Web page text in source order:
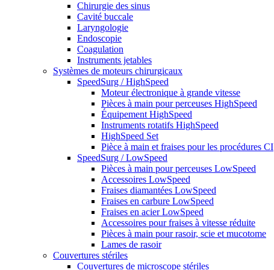
Chirurgie des sinus
Cavité buccale
Laryngologie
Endoscopie
Coagulation
Instruments jetables
Systèmes de moteurs chirurgicaux
SpeedSurg / HighSpeed
Moteur électronique à grande vitesse
Pièces à main pour perceuses HighSpeed
Équipement HighSpeed
Instruments rotatifs HighSpeed
HighSpeed Set
Pièce à main et fraises pour les procédures CI
SpeedSurg / LowSpeed
Pièces à main pour perceuses LowSpeed
Accessoires LowSpeed
Fraises diamantées LowSpeed
Fraises en carbure LowSpeed
Fraises en acier LowSpeed
Accessoires pour fraises à vitesse réduite
Pièces à main pour rasoir, scie et mucotome
Lames de rasoir
Couvertures stériles
Couvertures de microscope stériles